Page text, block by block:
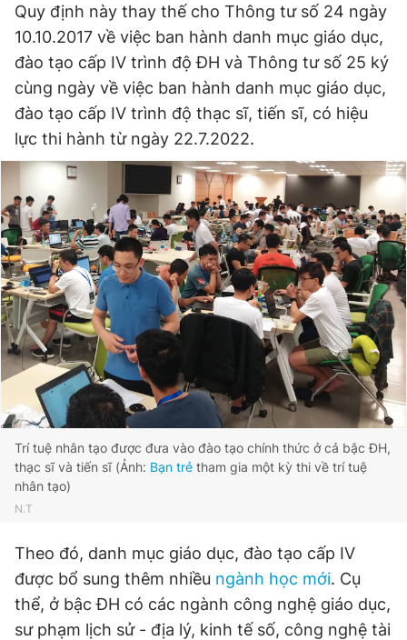
Thông tin tòa soạn Liên hệ quảng cáo
Đọc Thanh Niên trên điện thoại
Theo dõi báo trên
Hotline
0906 645 777
Liên hệ quảng cáo
0908 780 404
Đặt báo Quảng cáo RSS Tòa soạn Chính sách bảo
Tổng biên tập: Nguyễn Ngọc Toàn
Phó tổng biên tập thường trực: Hải Thành
Phó tổng biên tập: Lâm Hiếu Dũng
Phó tổng biên tập: Trần Việt Hưng
Tổng thư ký tòa soạn: Đức Trung
Giấy phép xuất bản số 110/GP - BTTTT cấp ngày 24.3.2020
bản. Phát triển bởi ePi Technologies, JSC.
Quy định này thay thế cho Thông tư số 24 ngày
10.10.2017 về việc ban hành danh mục giáo dục,
đào tạo cấp IV trình độ ĐH và Thông tư số 25 ký
cùng ngày về việc ban hành danh mục giáo dục,
đào tạo cấp IV trình độ thạc sĩ, tiến sĩ, có hiệu
lực thi hành từ ngày 22.7.2022.
Trí tuệ nhân tạo được đưa vào đào tạo chính thức ở cả bậc ĐH,
thạc sĩ và tiến sĩ (Ảnh: Bạn trẻ tham gia một kỳ thi về trí tuệ
nhân tạo)
N.T
Theo đó, danh mục giáo dục, đào tạo cấp IV
được bổ sung thêm nhiều ngành học mới. Cụ
thể, ở bậc ĐH có các ngành công nghệ giáo dục,
sư phạm lịch sử - địa lý, kinh tế số, công nghệ tài